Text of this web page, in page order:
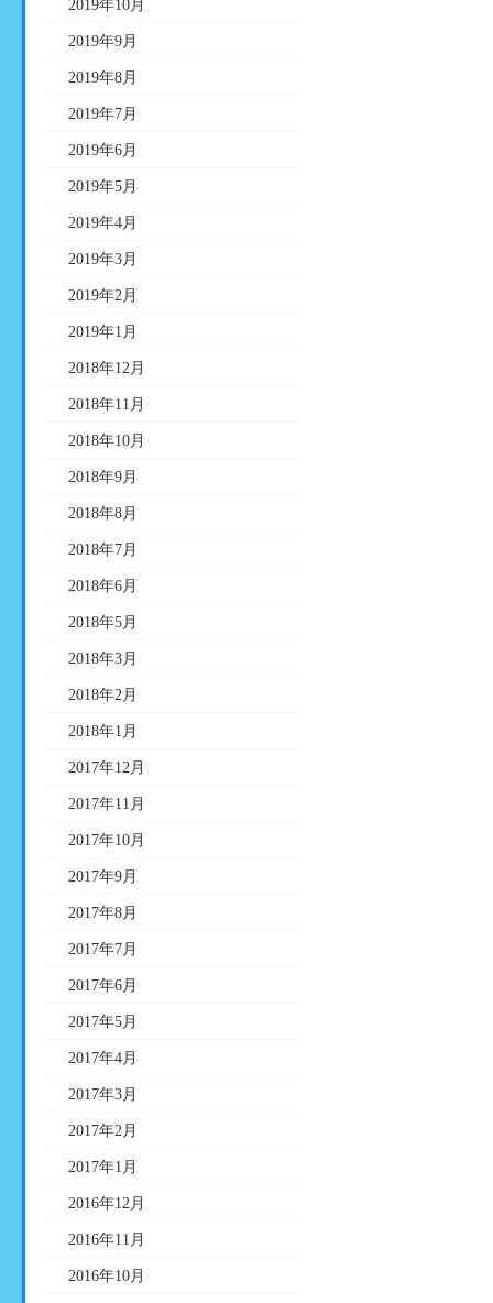
2019年10月
2019年9月
2019年8月
2019年7月
2019年6月
2019年5月
2019年4月
2019年3月
2019年2月
2019年1月
2018年12月
2018年11月
2018年10月
2018年9月
2018年8月
2018年7月
2018年6月
2018年5月
2018年3月
2018年2月
2018年1月
2017年12月
2017年11月
2017年10月
2017年9月
2017年8月
2017年7月
2017年6月
2017年5月
2017年4月
2017年3月
2017年2月
2017年1月
2016年12月
2016年11月
2016年10月